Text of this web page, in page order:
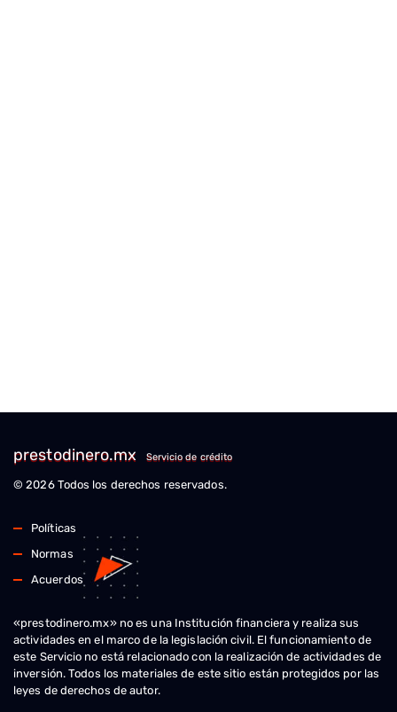
prestodinero.mx Servicio de crédito
© 2026 Todos los derechos reservados.
Políticas
Normas
Acuerdos
«prestodinero.mx» no es una Institución financiera y realiza sus
actividades en el marco de la legislación civil. El funcionamiento de
este Servicio no está relacionado con la realización de actividades de
inversión. Todos los materiales de este sitio están protegidos por las
leyes de derechos de autor.